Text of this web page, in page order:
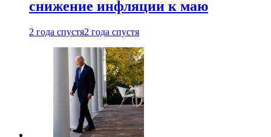
снижение инфляции к маю
2 года спустя2 года спустя